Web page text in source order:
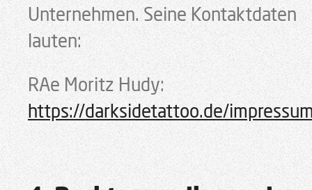
Unternehmen. Seine Kontaktdaten
lauten:
RAe Moritz Hudy:
https://darksidetattoo.de/